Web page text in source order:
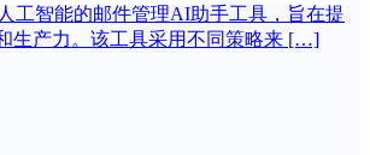
工智能的邮件管理AI助手工具，旨在提
生产力。该工具采用不同策略来 […]